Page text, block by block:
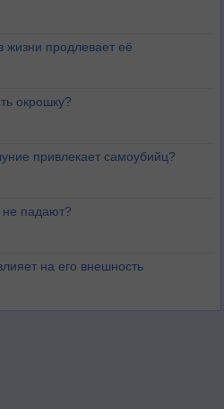
жизни продлевает её
окрошку?
привлекает самоубийц?
падают?
на его внешность